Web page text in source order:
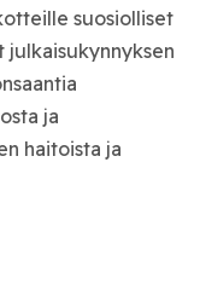
suosiolliset
ja
haitoista ja